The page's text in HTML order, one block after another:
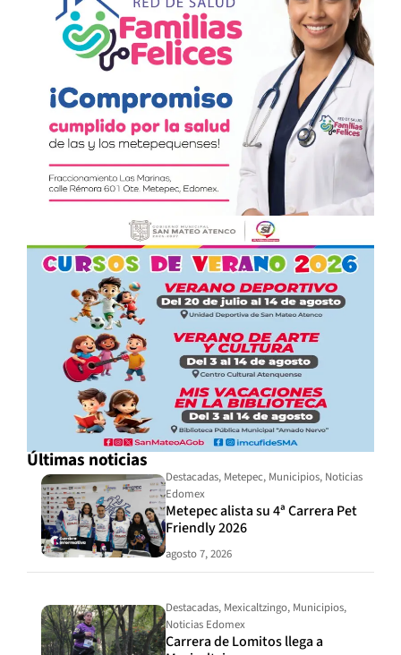
Últimas noticias
Destacadas, Metepec, Municipios, Noticias
Edomex
Metepec alista su 4ª Carrera Pet
Friendly 2026
agosto 7, 2026
Destacadas, Mexicaltzingo, Municipios,
Noticias Edomex
Carrera de Lomitos llega a